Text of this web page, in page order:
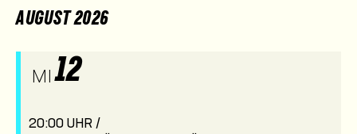
AUGUST 2026
MI 12
20:00 UHR /